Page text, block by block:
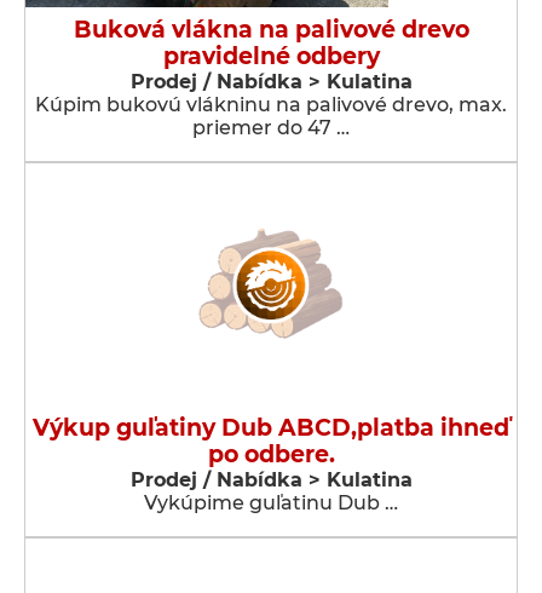
Buková vlákna na palivové drevo
pravidelné odbery
Prodej / Nabídka > Kulatina
Kúpim bukovú vlákninu na palivové drevo, max.
priemer do 47 …
Výkup guľatiny Dub ABCD,platba ihneď
po odbere.
Prodej / Nabídka > Kulatina
Vykúpime guľatinu Dub …